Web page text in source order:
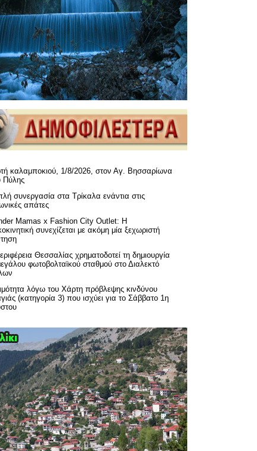
καλαμποκιού, 1/8/2026, στον Αγ. Βησσαρίωνα
Πύλης
συνεργασία στα Τρίκαλα ενάντια στις
απάτες
Mamas x Fashion City Outlet: Η
συνεχίζεται με ακόμη μία ξεχωριστή
Θεσσαλίας χρηματοδοτεί τη δημιουργία
φωτοβολταϊκού σταθμού στο Διαλεκτό
λόγω του Χάρτη πρόβλεψης κινδύνου
(κατηγορία 3) που ισχύει για το Σάββατο 1η